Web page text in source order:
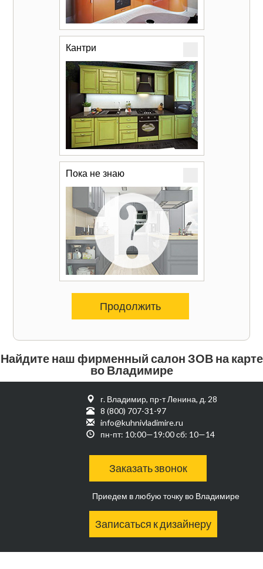
Кантри
Пока не знаю
Продолжить
Найдите наш фирменный салон ЗОВ на карте
во Владимире
г. Владимир, пр-т Ленина, д. 28
8 (800) 707-31-97
info@kuhnivladimire.ru
пн-пт: 10:00—19:00 сб: 10—14
Заказать звонок
Приедем в любую точку во Владимире
Записаться к дизайнеру